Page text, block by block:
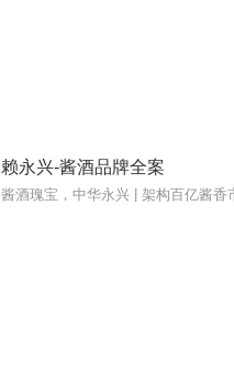
赖永兴-酱酒品牌全案
酱酒瑰宝，中华永兴 | 架构百亿酱香